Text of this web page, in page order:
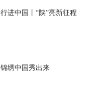
行进中国丨“陕”亮新征程
锦绣中国秀出来